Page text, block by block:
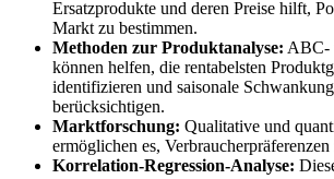
Ersatzprodukte und deren Preise hilft,
Markt zu bestimmen.
Methoden zur Produktanalyse: ABC-
können helfen, die rentabelsten
identifizieren und saisonale
berücksichtigen.
Marktforschung: Qualitative und
ermöglichen es,
Korrelation-Regression-Analyse: